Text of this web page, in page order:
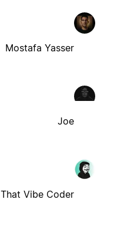
Mostafa Yasser
Joe
That Vibe Coder